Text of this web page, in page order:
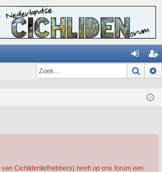
an
el
eg
re
Zoek
Cichlidenliefhebbers) heeft op ons forum een